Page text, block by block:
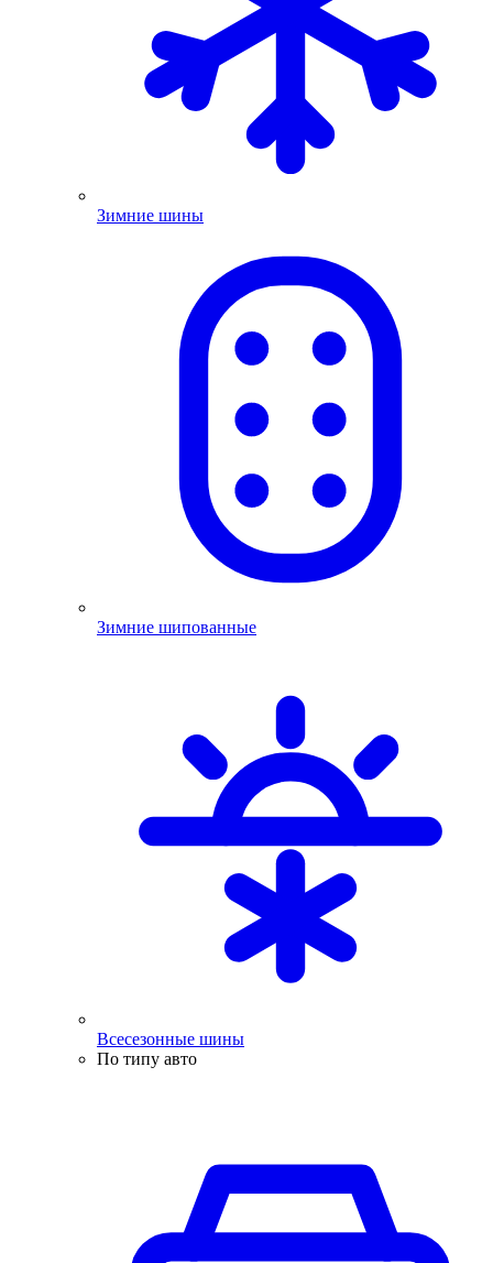
Зимние шины
Зимние шипованные
Всесезонные шины
По типу авто